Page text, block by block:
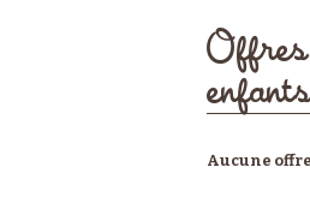
Offres
enfants
Aucune